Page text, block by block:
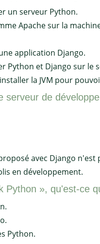
un serveur Python.
Apache sur la
application Django.
Python et Django sur le
la JVM pour
serveur de
avec Django
en développement.
Python », qu'est-ce
Python.